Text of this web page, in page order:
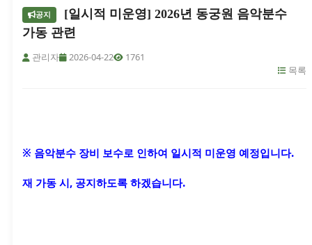
공지
[일시적 미운영] 2026년 동궁원 음악분수
가동 관련
관리자 2026-04-22
1761
목록
※ 음악분수 장비 보수로 인하여 일시적 미운영 예정입니다.
재 가동 시, 공지하도록 하겠습니다.